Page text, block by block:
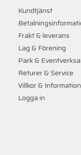
Kundtjänst
Frakt & leverans
Lag & Förening
Park &
Returer & Service
Villkor & Information
Logga in